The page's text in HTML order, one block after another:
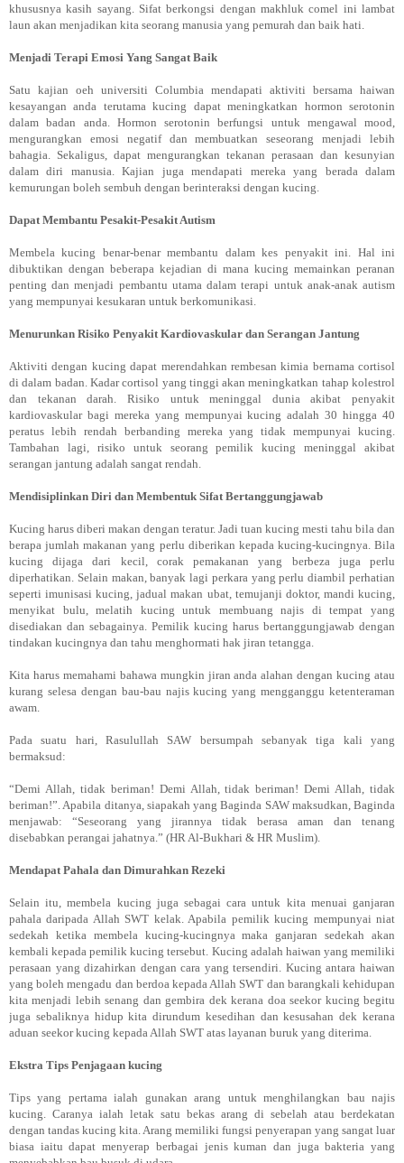
khususnya kasih sayang. Sifat berkongsi dengan makhluk comel ini lambat
laun akan menjadikan kita seorang manusia yang pemurah dan baik hati.
Menjadi Terapi Emosi Yang Sangat Baik
Satu kajian oeh universiti Columbia mendapati aktiviti bersama haiwan
kesayangan anda terutama kucing dapat meningkatkan hormon serotonin
dalam badan anda. Hormon serotonin berfungsi untuk mengawal mood,
mengurangkan emosi negatif dan membuatkan seseorang menjadi lebih
bahagia. Sekaligus, dapat mengurangkan tekanan perasaan dan kesunyian
dalam diri manusia. Kajian juga mendapati mereka yang berada dalam
kemurungan boleh sembuh dengan berinteraksi dengan kucing.
Dapat Membantu Pesakit-Pesakit Autism
Membela kucing benar-benar membantu dalam kes penyakit ini. Hal ini
dibuktikan dengan beberapa kejadian di mana kucing memainkan peranan
penting dan menjadi pembantu utama dalam terapi untuk anak-anak autism
yang mempunyai kesukaran untuk berkomunikasi.
Menurunkan Risiko Penyakit Kardiovaskular dan Serangan Jantung
Aktiviti dengan kucing dapat merendahkan rembesan kimia bernama cortisol
di dalam badan. Kadar cortisol yang tinggi akan meningkatkan tahap kolestrol
dan tekanan darah. Risiko untuk meninggal dunia akibat penyakit
kardiovaskular bagi mereka yang mempunyai kucing adalah 30 hingga 40
peratus lebih rendah berbanding mereka yang tidak mempunyai kucing.
Tambahan lagi, risiko untuk seorang pemilik kucing meninggal akibat
serangan jantung adalah sangat rendah.
Mendisiplinkan Diri dan Membentuk Sifat Bertanggungjawab
Kucing harus diberi makan dengan teratur. Jadi tuan kucing mesti tahu bila dan
berapa jumlah makanan yang perlu diberikan kepada kucing-kucingnya. Bila
kucing dijaga dari kecil, corak pemakanan yang berbeza juga perlu
diperhatikan. Selain makan, banyak lagi perkara yang perlu diambil perhatian
seperti imunisasi kucing, jadual makan ubat, temujanji doktor, mandi kucing,
menyikat bulu, melatih kucing untuk membuang najis di tempat yang
disediakan dan sebagainya. Pemilik kucing harus bertanggungjawab dengan
tindakan kucingnya dan tahu menghormati hak jiran tetangga.
Kita harus memahami bahawa mungkin jiran anda alahan dengan kucing atau
kurang selesa dengan bau-bau najis kucing yang mengganggu ketenteraman
awam.
Pada suatu hari, Rasulullah SAW bersumpah sebanyak tiga kali yang
bermaksud:
“Demi Allah, tidak beriman! Demi Allah, tidak beriman! Demi Allah, tidak
beriman!”. Apabila ditanya, siapakah yang Baginda SAW maksudkan, Baginda
menjawab: “Seseorang yang jirannya tidak berasa aman dan tenang
disebabkan perangai jahatnya.” (HR Al-Bukhari & HR Muslim).
Mendapat Pahala dan Dimurahkan Rezeki
Selain itu, membela kucing juga sebagai cara untuk kita menuai ganjaran
pahala daripada Allah SWT kelak. Apabila pemilik kucing mempunyai niat
sedekah ketika membela kucing-kucingnya maka ganjaran sedekah akan
kembali kepada pemilik kucing tersebut. Kucing adalah haiwan yang memiliki
perasaan yang dizahirkan dengan cara yang tersendiri. Kucing antara haiwan
yang boleh mengadu dan berdoa kepada Allah SWT dan barangkali kehidupan
kita menjadi lebih senang dan gembira dek kerana doa seekor kucing begitu
juga sebaliknya hidup kita dirundum kesedihan dan kesusahan dek kerana
aduan seekor kucing kepada Allah SWT atas layanan buruk yang diterima.
Ekstra Tips Penjagaan kucing
Tips yang pertama ialah gunakan arang untuk menghilangkan bau najis
kucing. Caranya ialah letak satu bekas arang di sebelah atau berdekatan
dengan tandas kucing kita. Arang memiliki fungsi penyerapan yang sangat luar
biasa iaitu dapat menyerap berbagai jenis kuman dan juga bakteria yang